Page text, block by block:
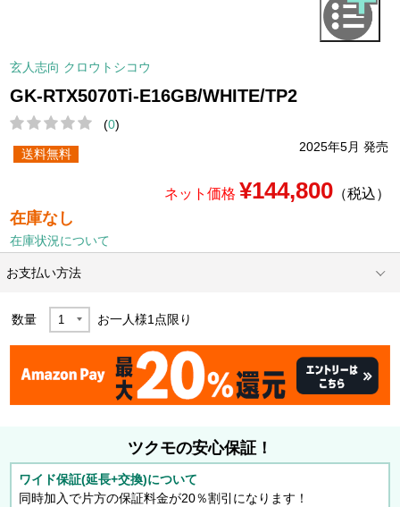
玄人志向 クロウトシコウ
GK-RTX5070Ti-E16GB/WHITE/TP2
(0)
2025年5月 発売
送料無料
ネット価格 ¥144,800（税込）
在庫なし
在庫状況について
お支払い方法
数量 お一人様1点限り
ツクモの安心保証！
ワイド保証(延長+交換)について
同時加入で片方の保証料金が20％割引になります！